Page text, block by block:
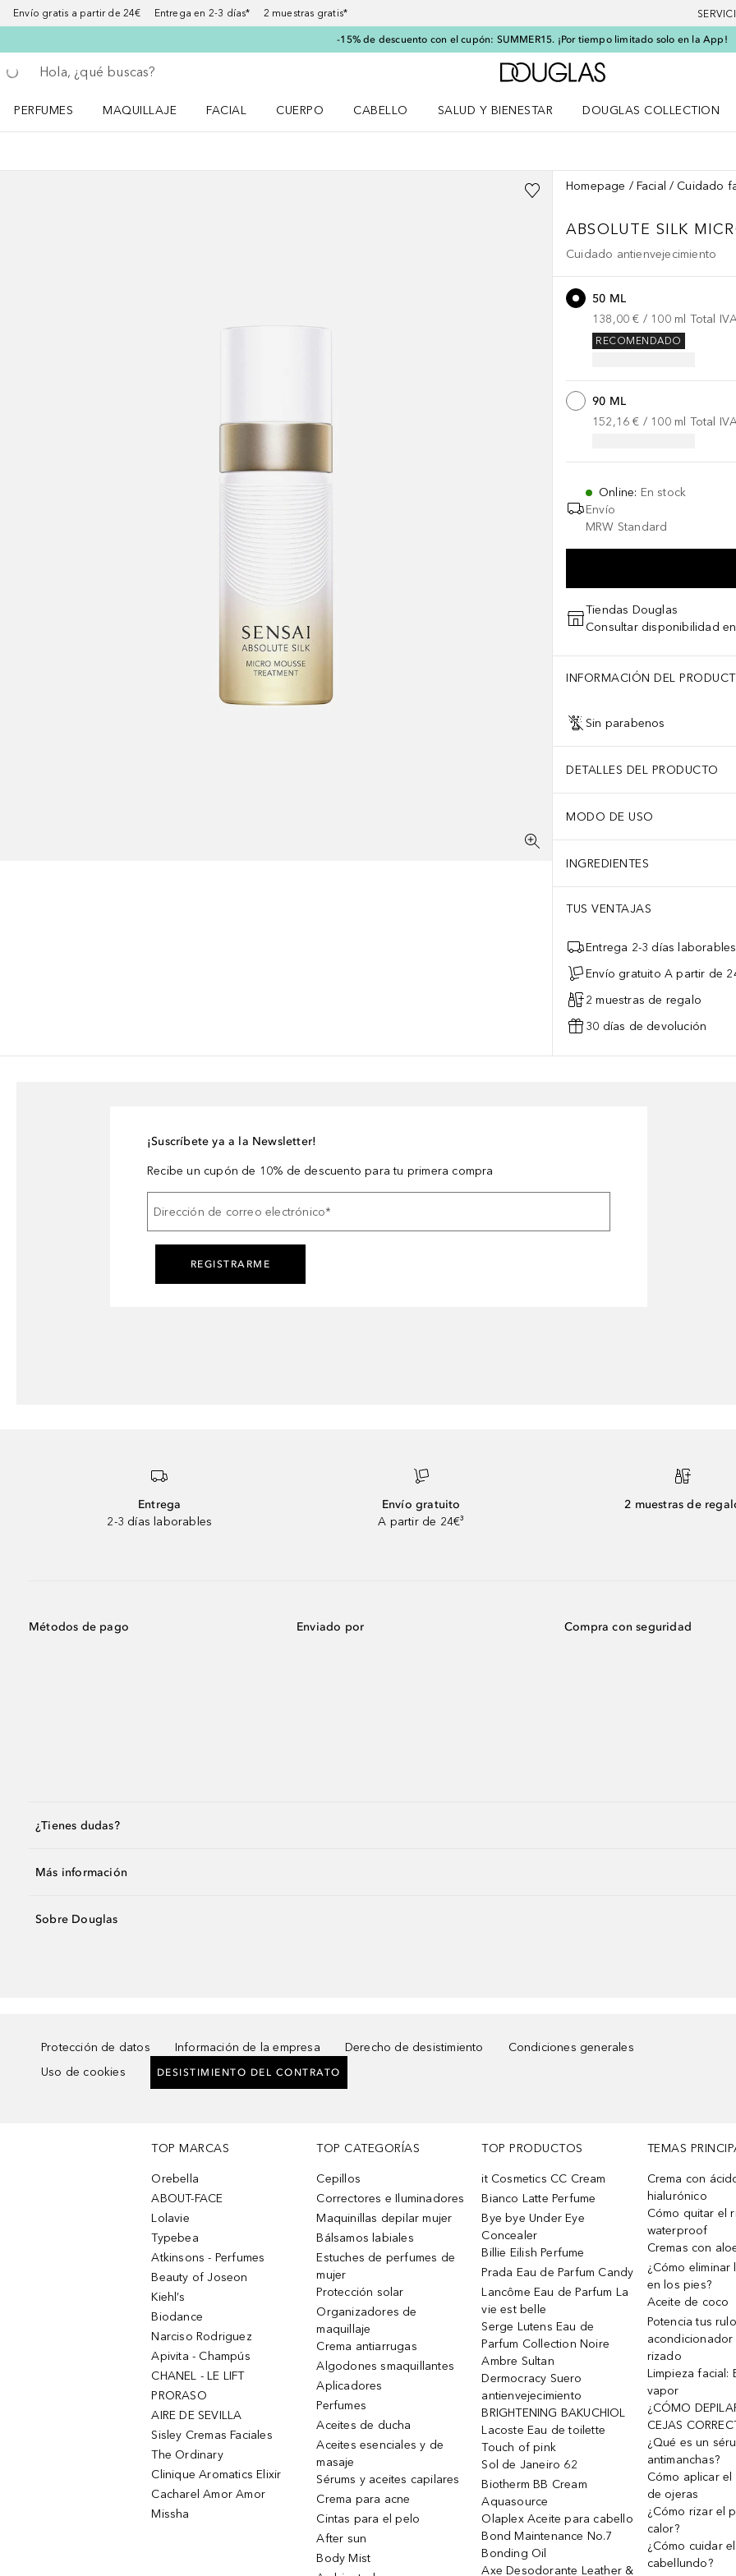
Envío gratis a partir de 24€ Entrega en 2-3 días* 2 muestras gratis*
-15% de descuento con el cupón: SUMMER15. ¡Por tiempo limitado solo en la App!
Regresar
Ejecutar búsqueda
A Douglas Home
PERFUMES
MAQUILLAJE
FACIAL
CUERPO
CABELLO
SALUD Y BIENESTAR
DOUGLAS COLLECTION
Homepage Facial Cuidado
ABSOLUTE SILK
Cuidado antienvejecimiento
50 ML
138,00 € / 100 ml Total
RECOMENDADO
90 ML
152,16 € / 100 ml Total
Online: En stock
Envío
MRW Standard
Tiendas Douglas
Consultar disponibilidad
INFORMACIÓN DEL
Sin parabenos
DETALLES DEL PRODUCTO
MODO DE USO
INGREDIENTES
TUS VENTAJAS
Entrega 2-3 días laborables
Envío gratuito A partir de
2 muestras de regalo
30 días de devolución
¡Suscríbete ya a la Newsletter!
Recibe un cupón de 10% de descuento para tu primera compra
Dirección de correo electrónico*
REGISTRARME
Entrega
2-3 días laborables
Envío gratuito
A partir de 24€³
2 muestras de
Métodos de pago Enviado por Compra con seguridad
¿Tienes dudas?
Más información
Sobre Douglas
Protección de datos Información de la empresa Derecho de desistimiento
Condiciones generales
Uso de cookies
DESISTIMIENTO DEL CONTRATO
TOP MARCAS
Orebella
ABOUT-FACE
Lolavie
Typebea
Atkinsons - Perfumes
Beauty of Joseon
Kiehl’s
Biodance
Narciso Rodriguez
Apivita - Champús
CHANEL - LE LIFT
PRORASO
AIRE DE SEVILLA
Sisley Cremas Faciales
The Ordinary
Clinique Aromatics Elixir
Cacharel Amor Amor
Missha
TOP CATEGORÍAS
Cepillos
Correctores e Iluminadores
Maquinillas depilar mujer
Bálsamos labiales
Estuches de perfumes de
mujer
Protección solar
Organizadores de
maquillaje
Crema antiarrugas
Algodones smaquillantes
Aplicadores
Perfumes
Aceites de ducha
Aceites esenciales y de
masaje
Sérums y aceites capilares
Crema para acne
Cintas para el pelo
After sun
Body Mist
TOP PRODUCTOS
it Cosmetics CC Cream
Bianco Latte Perfume
Bye bye Under Eye
Concealer
Billie Eilish Perfume
Prada Eau de Parfum Candy
Lancôme Eau de Parfum La
vie est belle
Serge Lutens Eau de
Parfum Collection Noire
Ambre Sultan
Dermocracy Suero
antienvejecimiento
BRIGHTENING BAKUCHIOL
Lacoste Eau de toilette
Touch of pink
Sol de Janeiro 62
Biotherm BB Cream
Aquasource
Olaplex Aceite para cabello
Bond Maintenance No.7
Bonding Oil
Axe Desodorante Leather &
TEMAS
Crema con
hialurónico
Cómo quitar el
waterproof
Cremas con
¿Cómo eliminar
en los pies?
Aceite de coco
Potencia tus
rizado
Limpieza facial:
vapor
¿CÓMO
CEJAS
¿Qué es un
antimanchas?
Cómo aplicar
de ojeras
¿Cómo rizar el
calor?
¿Cómo cuidar
cabellundo?